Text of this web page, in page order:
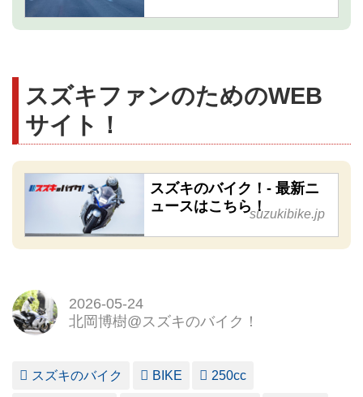
スズキファンのためのWEB
サイト！
スズキのバイク！- 最新ニ
ュースはこちら！suzukibike.jp
2026-05-24
北岡博樹@スズキのバイク！
スズキのバイク BIKE 250cc